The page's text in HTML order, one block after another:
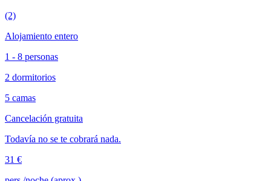
(2)
Alojamiento entero
1 - 8 personas
2 dormitorios
5 camas
Cancelación gratuita
Todavía no se te cobrará nada.
31 €